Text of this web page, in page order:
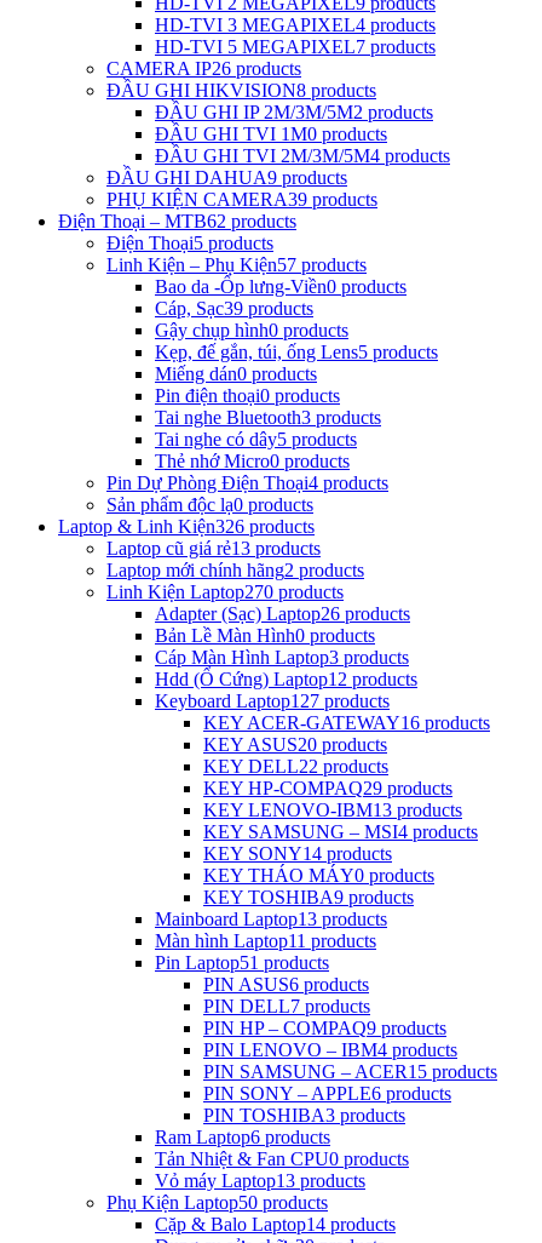
HD-TVI 3 MEGAPIXEL4 products
HD-TVI 5 MEGAPIXEL7 products
CAMERA IP26 products
ĐẦU GHI HIKVISION8 products
ĐẦU GHI IP 2M/3M/5M2 products
ĐẦU GHI TVI 1M0 products
ĐẦU GHI TVI 2M/3M/5M4 products
ĐẦU GHI DAHUA9 products
PHỤ KIỆN CAMERA39 products
Điện Thoại – MTB62 products
Điện Thoại5 products
Linh Kiện – Phụ Kiện57 products
Bao da -Ốp lưng-Viền0 products
Cáp, Sạc39 products
Gậy chụp hình0 products
Kẹp, đế gắn, túi, ống Lens5 products
Miếng dán0 products
Pin điện thoại0 products
Tai nghe Bluetooth3 products
Tai nghe có dây5 products
Thẻ nhớ Micro0 products
Pin Dự Phòng Điện Thoại4 products
Sản phẩm độc lạ0 products
Laptop & Linh Kiện326 products
Laptop cũ giá rẻ13 products
Laptop mới chính hãng2 products
Linh Kiện Laptop270 products
Adapter (Sạc) Laptop26 products
Bản Lề Màn Hình0 products
Cáp Màn Hình Laptop3 products
Hdd (Ổ Cứng) Laptop12 products
Keyboard Laptop127 products
KEY ACER-GATEWAY16 products
KEY ASUS20 products
KEY DELL22 products
KEY HP-COMPAQ29 products
KEY LENOVO-IBM13 products
KEY SAMSUNG – MSI4 products
KEY SONY14 products
KEY THÁO MÁY0 products
KEY TOSHIBA9 products
Mainboard Laptop13 products
Màn hình Laptop11 products
Pin Laptop51 products
PIN ASUS6 products
PIN DELL7 products
PIN HP – COMPAQ9 products
PIN LENOVO – IBM4 products
PIN SAMSUNG – ACER15 products
PIN SONY – APPLE6 products
PIN TOSHIBA3 products
Ram Laptop6 products
Tản Nhiệt & Fan CPU0 products
Vỏ máy Laptop13 products
Phụ Kiện Laptop50 products
Cặp & Balo Laptop14 products